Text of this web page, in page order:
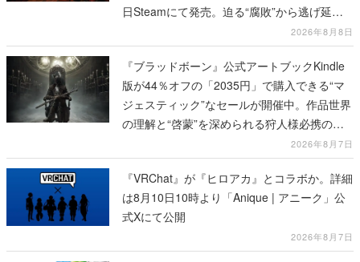
日Steamにて発売。迫る“腐敗”から逃げ延
2026年8月8日
『ブラッドボーン』公式アートブックKindle
版が44％オフの「2035円」で購入できる“マ
ジェスティック”なセールが開催中。作品世界
の理解と“啓蒙”を深められる狩人様必携の一
2026年8月7日
『VRChat』が『ヒロアカ』とコラボか。詳細
は8月10日10時より「Anique | アニーク」公
式Xにて公開
2026年8月7日